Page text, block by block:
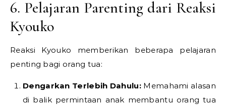
6. Pelajaran Parenting dari Reaksi
Kyouko
Reaksi Kyouko memberikan beberapa pelajaran
penting bagi orang tua:
Dengarkan Terlebih Dahulu: Memahami alasan
di balik permintaan anak membantu orang tua